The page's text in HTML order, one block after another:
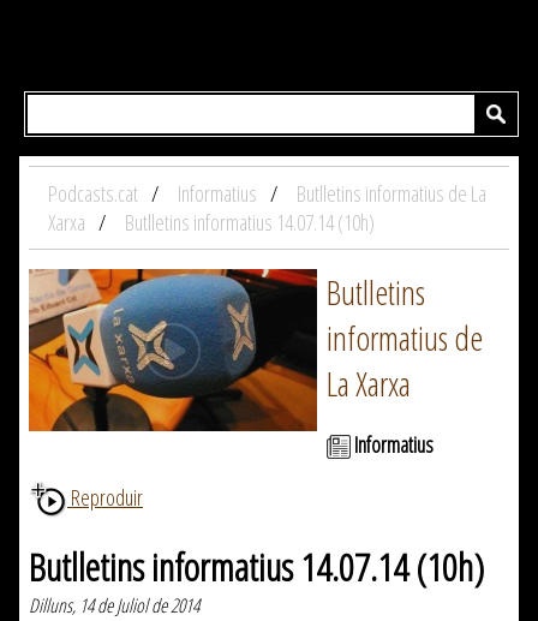
Podcasts.cat Informatius
Butlletins informatius de La
Xarxa
Butlletins informatius 14.07.14 (10h)
Butlletins
informatius de
La Xarxa
Informatius
Reproduir
Butlletins informatius 14.07.14 (10h)
Dilluns, 14 de Juliol de 2014